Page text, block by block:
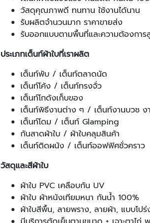
วัสดุคุณภาพดี ทนทาน ใช้งานได้นาน
รับผลิตจำนวนมาก ราคาขายส่ง
รับออกแบบตามพื้นที่และความต้องการ
ประเภทเต็นท์ผ้าใบที่เราผลิต
เต็นท์พับ / เต็นท์ตลาดนัด
เต็นท์โค้ง / เต็นท์ทรงจั่ว
เต็นท์โกดังเก็บของ
เต็นท์พิธีงานต่าง ๆ / เต็นท์งานบวช ง
เต็นท์โดม / เต็นท์ Glamping
กันสาดผ้าใบ / ผ้าใบคลุมสินค้า
เต็นท์ติดผนัง / เต็นท์ออฟฟิศชั่วคราว
วัสดุและสีผ้าใบ
ผ้าใบ PVC เคลือบกัน UV
ผ้าใบ ผ้าหนังเทียมหนา กันน้ำ 100%
ผ้าใบสีพื้น, ลายพราง, ลายผ้า, แบบโป